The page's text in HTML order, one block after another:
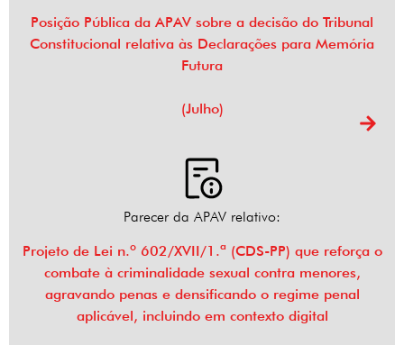
Posição Pública da APAV sobre a decisão do Tribunal
Constitucional relativa às Declarações para Memória
Futura
(Julho)
Parecer da APAV relativo:
Projeto de Lei n.º 602/XVII/1.ª (CDS-PP) que reforça o
combate à criminalidade sexual contra menores,
agravando penas e densificando o regime penal
aplicável, incluindo em contexto digital